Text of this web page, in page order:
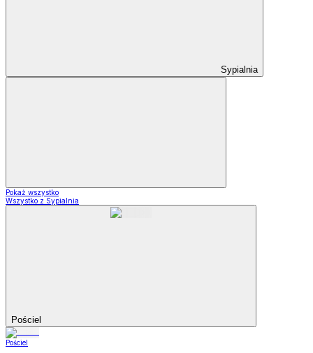
Sypialnia
Pokaż wszystko
Wszystko z Sypialnia
Pościel
Pościel